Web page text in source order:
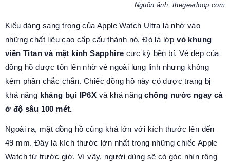
Nguồn ảnh: thegearloop.com
Kiểu dáng sang trọng của Apple Watch Ultra là nhờ vào
những chất liệu cao cấp cấu thành nó. Đó là lớpvỏ khung
viền Titan và mặt kính Sapphire cực kỳ bền bỉ. Vẻ đẹp của
đồng hồ được tôn lên nhờ vẻ ngoài lung linh nhưng không
kém phần chắc chắn. Chiếc đồng hồ này có được trang bị
khả năng kháng bụi IP6X và khả năngchống nước ngay cả
ở độ sâu 100 mét.
Ngoài ra, mặt đồng hồ cũng khá lớn với kích thước lên đến
49 mm. Đây là kích thước lớn nhất trong những chiếc Apple
Watch từ trước giờ. Vì vậy, người dùng sẽ có góc nhìn rộng